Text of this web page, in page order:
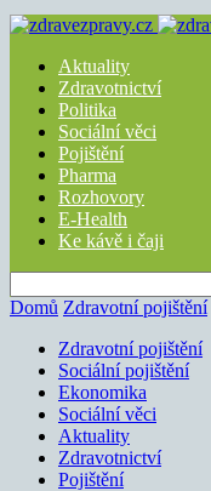
Aktuality
Zdravotnictví
Politika
Sociální věci
Pojištění
Pharma
Rozhovory
E-Health
Ke kávě i čaji
Domů Zdravotní pojištění
Zdravotní pojištění
Sociální pojištění
Ekonomika
Sociální věci
Aktuality
Zdravotnictví
Pojištění